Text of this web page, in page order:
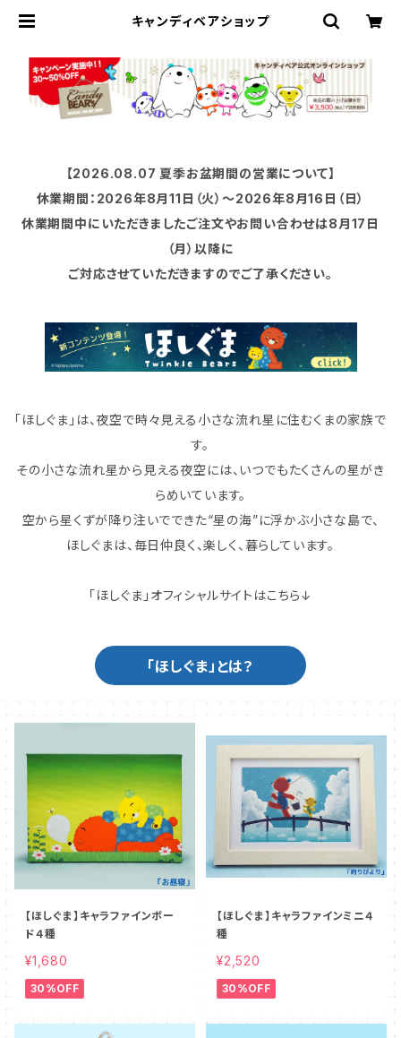
キャンディベアショップ
【2026.08.07 夏季お盆期間の営業について】
休業期間：2026年8月11日（火）〜2026年8月16日（日）
休業期間中にいただきましたご注文やお問い合わせは8月17日
（月）以降に
ご対応させていただきますのでご了承ください。
「ほしぐま」は、夜空で時々見える小さな流れ星に住むくまの家族で
す。
その小さな流れ星から見える夜空には、いつでもたくさんの星がき
らめいています。
空から星くずが降り注いでできた“星の海”に浮かぶ小さな島で、
ほしぐまは、毎日仲良く、楽しく、暮らしています。
「ほしぐま」オフィシャルサイトはこちら↓
「ほしぐま」とは？
【ほしぐま】キャラファインボー
ド４種
¥1,680
30%OFF
【ほしぐま】キャラファインミニ４
種
¥2,520
30%OFF